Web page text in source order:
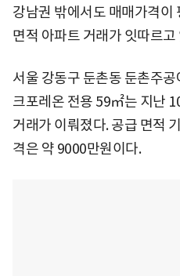
강남권 밖에서도 매매가격이
면적 아파트 거래가 잇따르고
서울 강동구 둔촌동 둔촌주
크포레온 전용 59㎡는 지난
거래가 이뤄졌다. 공급 면적
격은 약 9000만원이다.